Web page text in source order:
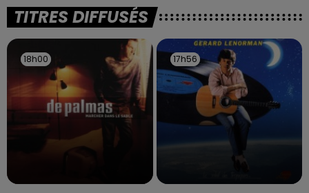
TITRES DIFFUSÉS
18h00
18h00 17h56
17h56